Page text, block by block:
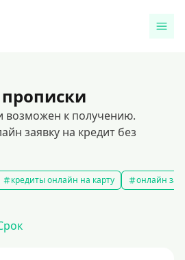
возможен к получению.
заявку на кредит без
кредиты онлайн на карту онлайн